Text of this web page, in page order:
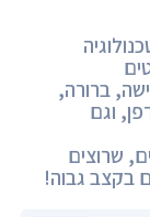
ברורה,
וגם
שרוצים
בקצב גבוה!